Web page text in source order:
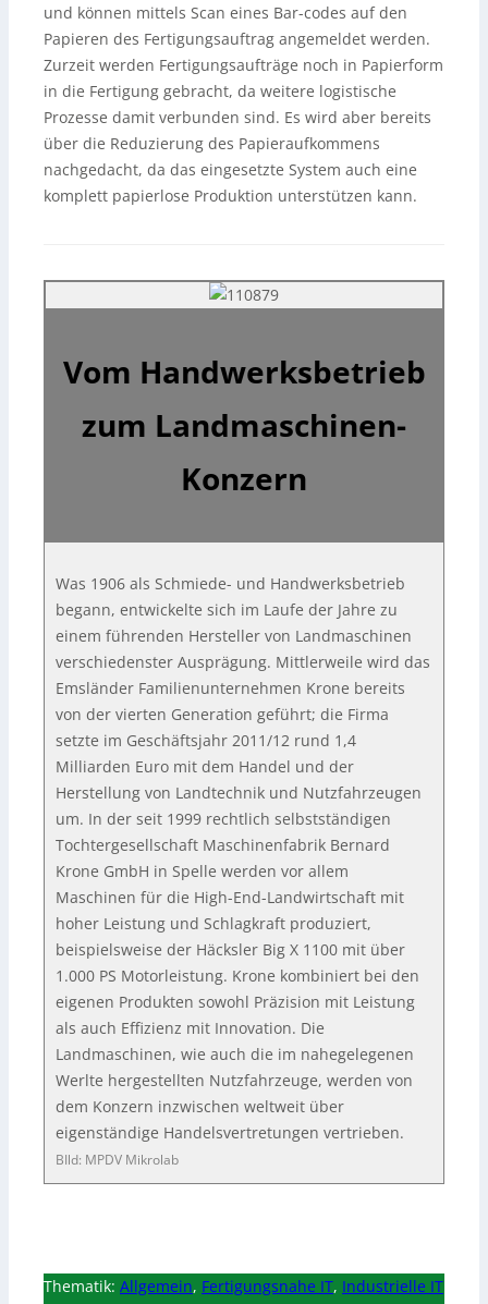
und können mittels Scan eines Bar-codes auf den
Papieren des Fertigungsauftrag angemeldet werden.
Zurzeit werden Fertigungsaufträge noch in Papierform
in die Fertigung gebracht, da weitere logistische
Prozesse damit verbunden sind. Es wird aber bereits
über die Reduzierung des Papieraufkommens
nachgedacht, da das eingesetzte System auch eine
komplett papierlose Produktion unterstützen kann.
Vom Handwerksbetrieb
zum Landmaschinen-
Konzern
Was 1906 als Schmiede- und Handwerksbetrieb
begann, entwickelte sich im Laufe der Jahre zu
einem führenden Hersteller von Landmaschinen
verschiedenster Ausprägung. Mittlerweile wird das
Emsländer Familienunternehmen Krone bereits
von der vierten Generation geführt; die Firma
setzte im Geschäftsjahr 2011/12 rund 1,4
Milliarden Euro mit dem Handel und der
Herstellung von Landtechnik und Nutzfahrzeugen
um. In der seit 1999 rechtlich selbstständigen
Tochtergesellschaft Maschinenfabrik Bernard
Krone GmbH in Spelle werden vor allem
Maschinen für die High-End-Landwirtschaft mit
hoher Leistung und Schlagkraft produziert,
beispielsweise der Häcksler Big X 1100 mit über
1.000 PS Motorleistung. Krone kombiniert bei den
eigenen Produkten sowohl Präzision mit Leistung
als auch Effizienz mit Innovation. Die
Landmaschinen, wie auch die im nahegelegenen
Werlte hergestellten Nutzfahrzeuge, werden von
dem Konzern inzwischen weltweit über
eigenständige Handelsvertretungen vertrieben.
BIld: MPDV Mikrolab
Thematik: Allgemein, Fertigungsnahe IT, Industrielle IT